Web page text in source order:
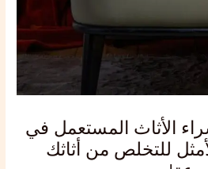
الأثاث المستعمل في
للتخلص من أثاثك